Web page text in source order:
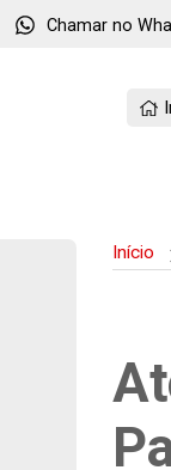
Chamar no
Início